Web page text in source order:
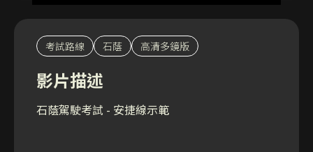
考試路線 石蔭 高清多鏡版
影片描述
石蔭駕駛考試 - 安捷線示範